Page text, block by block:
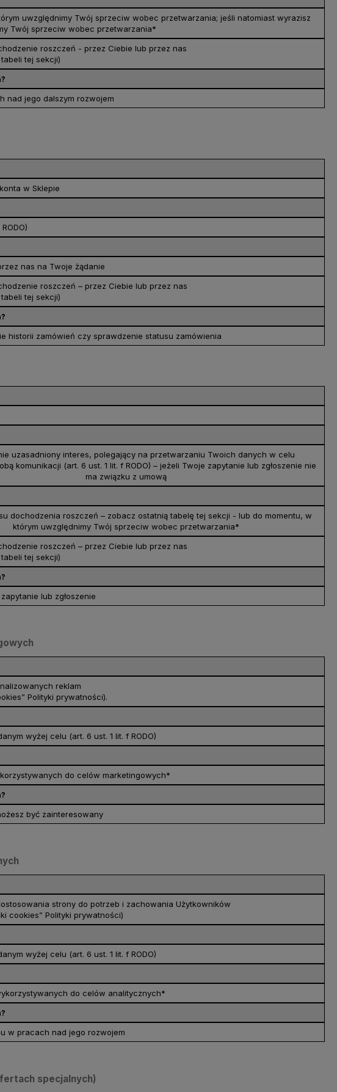
uwzględnimy Twój sprzeciw wobec przetwarzania; jeśli natomiast wyrazisz
Twój sprzeciw wobec przetwarzania*
roszczeń - przez Ciebie lub przez nas
tej sekcji)
nad jego dalszym rozwojem
w Sklepie
nas na Twoje żądanie
roszczeń – przez Ciebie lub przez nas
tej sekcji)
historii zamówień czy sprawdzenie statusu zamówienia
uzasadniony interes, polegający na przetwarzaniu Twoich danych w celu
komunikacji (art. 6 ust. 1 lit. f RODO) – jeżeli Twoje zapytanie lub zgłoszenie nie
ma związku z umową
dochodzenia roszczeń – zobacz ostatnią tabelę tej sekcji - lub do momentu, w
którym uwzględnimy Twój sprzeciw wobec przetwarzania*
roszczeń – przez Ciebie lub przez nas
tej sekcji)
lub zgłoszenie
reklam
Polityki prywatności).
wyżej celu (art. 6 ust. 1 lit. f RODO)
do celów marketingowych*
być zainteresowany
strony do potrzeb i zachowania Użytkowników
cookies” Polityki prywatności)
wyżej celu (art. 6 ust. 1 lit. f RODO)
do celów analitycznych*
w pracach nad jego rozwojem
specjalnych)